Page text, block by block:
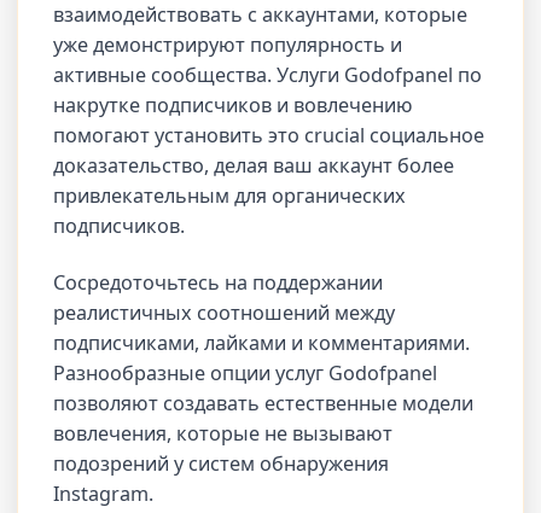
взаимодействовать с аккаунтами, которые
уже демонстрируют популярность и
активные сообщества. Услуги Godofpanel по
накрутке подписчиков и вовлечению
помогают установить это crucial социальное
доказательство, делая ваш аккаунт более
привлекательным для органических
подписчиков.
Сосредоточьтесь на поддержании
реалистичных соотношений между
подписчиками, лайками и комментариями.
Разнообразные опции услуг Godofpanel
позволяют создавать естественные модели
вовлечения, которые не вызывают
подозрений у систем обнаружения
Instagram.